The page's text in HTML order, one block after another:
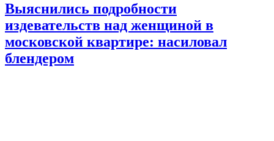
Выяснились подробности
издевательств над женщиной в
московской квартире: насиловал
блендером